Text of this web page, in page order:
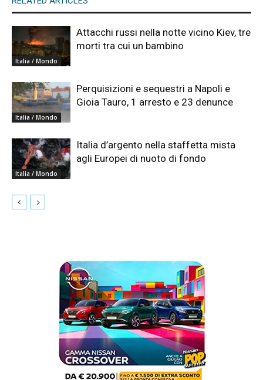
Italia / Mondo
Attacchi russi nella notte vicino Kiev, tre
morti tra cui un bambino
Italia / Mondo
Perquisizioni e sequestri a Napoli e
Gioia Tauro, 1 arresto e 23 denunce
Italia / Mondo
Italia d’argento nella staffetta mista
agli Europei di nuoto di fondo